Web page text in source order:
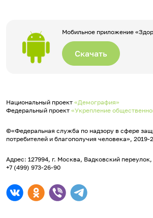
Мобильное приложение
Скачать
Национальный проект «Демография»
Федеральный проект «Укрепление
©«Федеральная служба по надзору в сфере
потребителей и благополучия человека», 2019-
Адрес: 127994, г. Москва, Вадковский
+7 (499) 973-26-90